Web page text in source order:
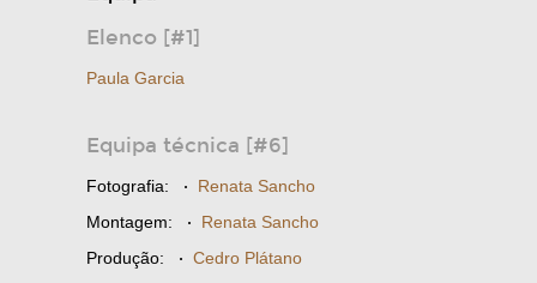
Elenco [#1]
Paula Garcia
Equipa técnica [#6]
Fotografia: · Renata Sancho
Montagem: · Renata Sancho
Produção: · Cedro Plátano